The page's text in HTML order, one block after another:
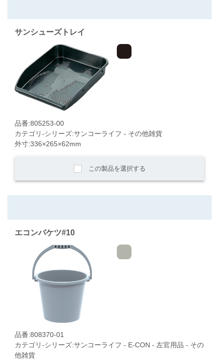
サンシューズトレイ
品番:805253-00
カテゴリ-シリーズ:サンコーライフ - その他雑貨
外寸:336×265×62mm
この製品を選択する
エコンバケツ#10
品番:808370-01
カテゴリ-シリーズ:サンコーライフ - E-CON - 左官用品 - その
他雑貨